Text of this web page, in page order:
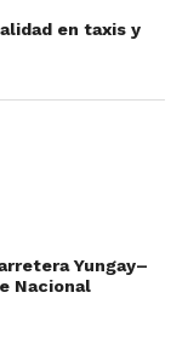
en taxis y
Yungay–
Nacional